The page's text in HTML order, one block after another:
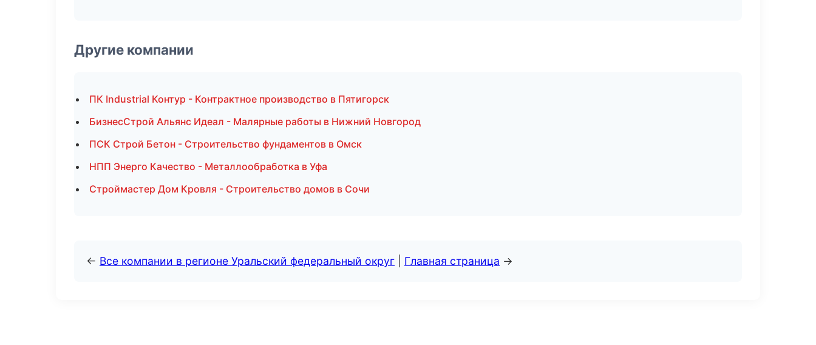
Другие компании
ПК Industrial Контур - Контрактное производство в Пятигорск
БизнесСтрой Альянс Идеал - Малярные работы в Нижний Новгород
ПСК Строй Бетон - Строительство фундаментов в Омск
НПП Энерго Качество - Металлообработка в Уфа
Строймастер Дом Кровля - Строительство домов в Сочи
← Все компании в регионе Уральский федеральный округ Главная страница →